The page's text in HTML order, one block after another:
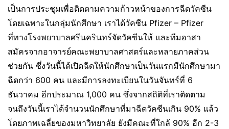
เป็นการประชุมเพื่อติดตามความก้าวหน้าของการฉีดวัคซีน
โดยเฉพาะในกลุ่มนักศึกษา เราได้วัคซีน Pfizer – Pfizer
ที่ทางโรงพยาบาลศรีนครินทร์จัดวัคซีนให้ และทีมอาสา
สมัครจากอาจารย์คณะพยาบาลศาสตร์และหลายภาคส่วน
ช่วยกัน ซึ่งวันนี้ได้เปิดฉีดให้นักศึกษาเป็นวันแรกมีนักศึกษามา
ฉีดกว่า 600 คน และมีการลงทะเบียนในวันจันทร์ที่ 6
ธันวาคม อีกประมาณ 1,000 คน ซึ่งจากสถิติที่เราติดตาม
จนถึงวันนี้เราได้จำนวนนักศึกษาที่มาฉีดวัคซีนเกิน 90% แล้ว
โดยภาพเฉลี่ยของมหาวิทยาลัย ยังมีคณะที่ใกล้ 90% อีก 2-3